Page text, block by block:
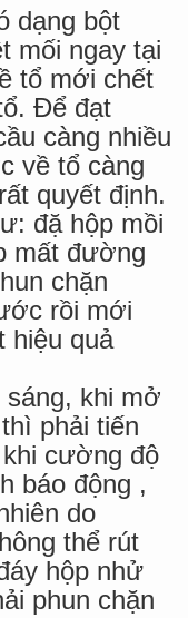
dạng bột
mối ngay tại
tổ mới chết
Để đạt
càng nhiều
về tổ càng
quyết định.
đặ hộp mồi
mất đường
chặn
rồi mới
hiệu quả
khi mở
phải tiến
cường độ
báo động ,
do
thể rút
hộp nhử
phun chặn